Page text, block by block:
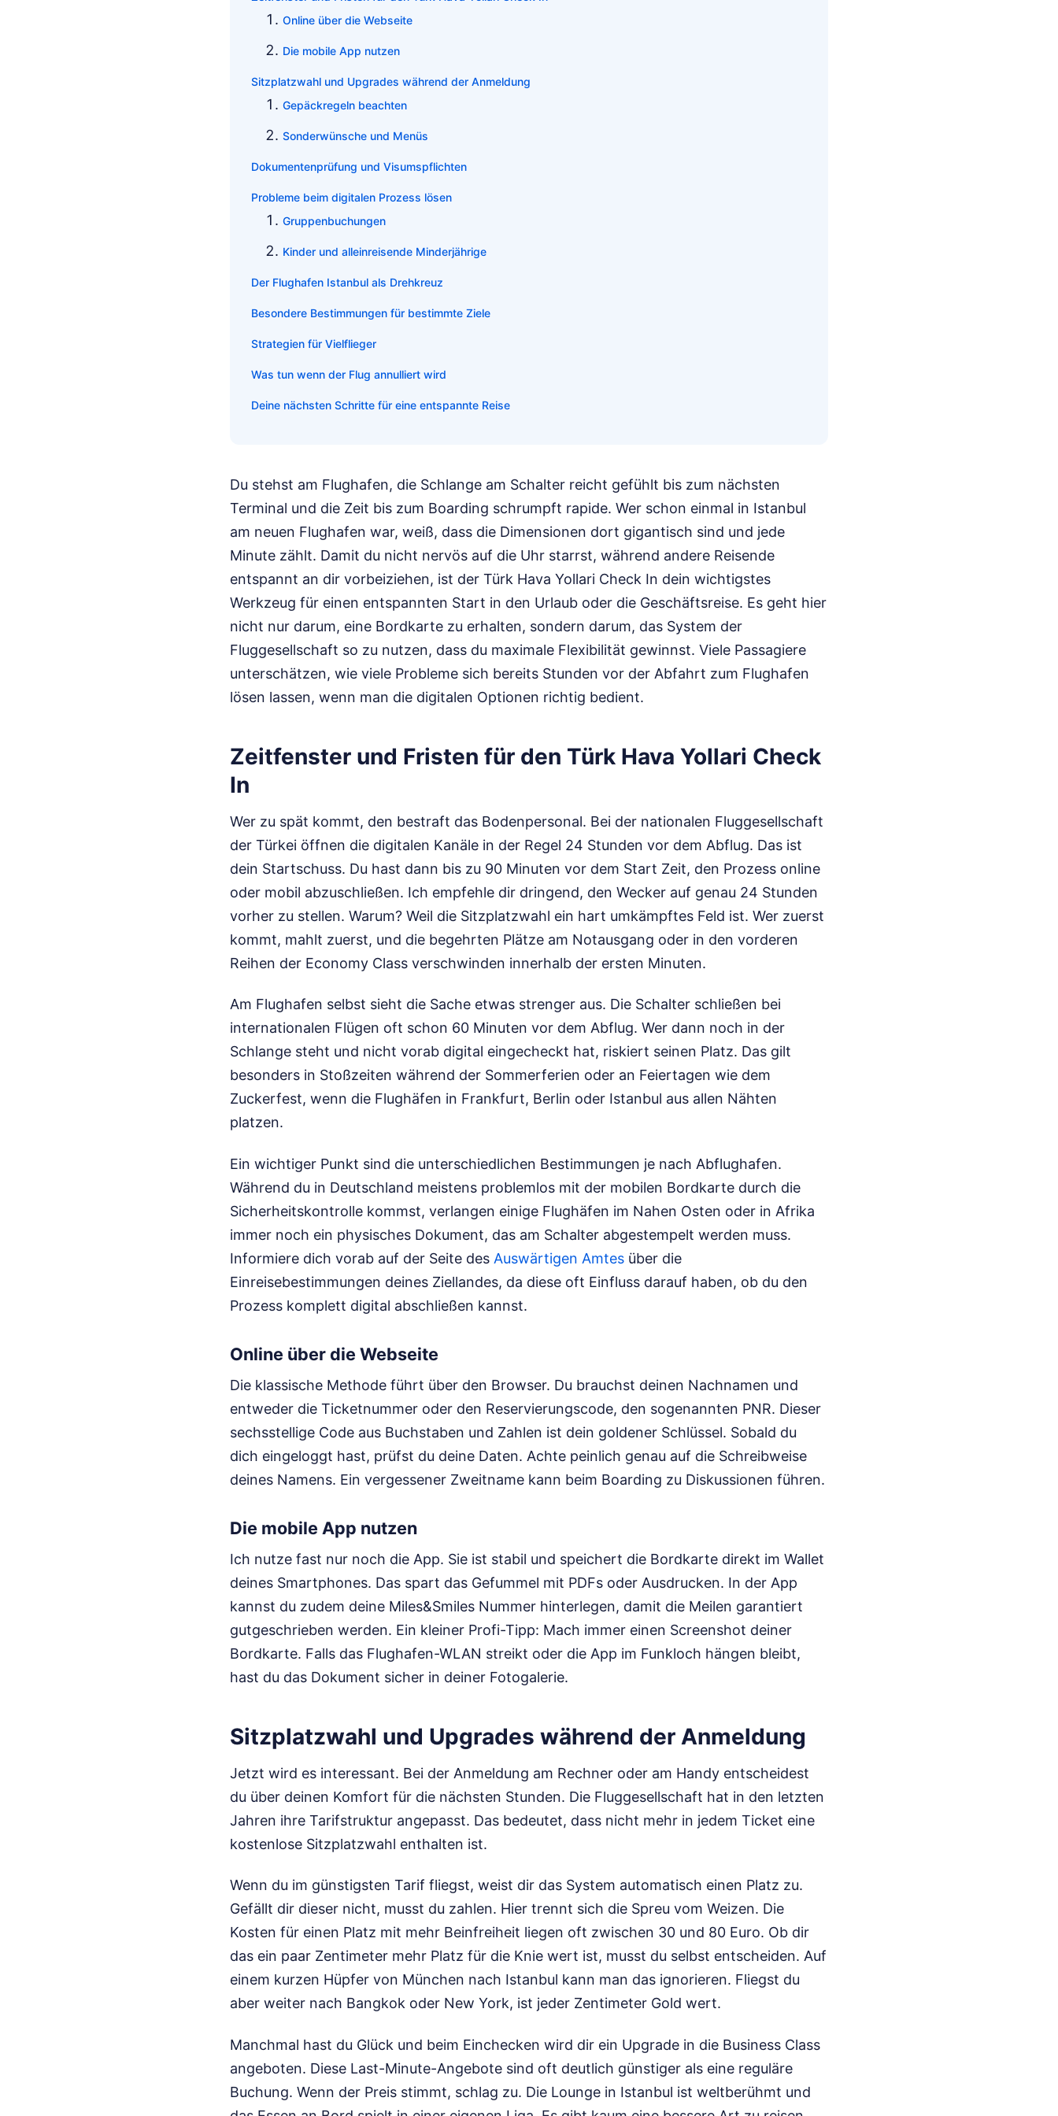
Online über die Webseite
Die mobile App nutzen
Sitzplatzwahl und Upgrades während der Anmeldung
Gepäckregeln beachten
Sonderwünsche und Menüs
Dokumentenprüfung und Visumspflichten
Probleme beim digitalen Prozess lösen
Gruppenbuchungen
Kinder und alleinreisende Minderjährige
Der Flughafen Istanbul als Drehkreuz
Besondere Bestimmungen für bestimmte Ziele
Strategien für Vielflieger
Was tun wenn der Flug annulliert wird
Deine nächsten Schritte für eine entspannte Reise
Du stehst am Flughafen, die Schlange am Schalter reicht gefühlt bis zum nächsten
Terminal und die Zeit bis zum Boarding schrumpft rapide. Wer schon einmal in Istanbul
am neuen Flughafen war, weiß, dass die Dimensionen dort gigantisch sind und jede
Minute zählt. Damit du nicht nervös auf die Uhr starrst, während andere Reisende
entspannt an dir vorbeiziehen, ist der Türk Hava Yollari Check In dein wichtigstes
Werkzeug für einen entspannten Start in den Urlaub oder die Geschäftsreise. Es geht hier
nicht nur darum, eine Bordkarte zu erhalten, sondern darum, das System der
Fluggesellschaft so zu nutzen, dass du maximale Flexibilität gewinnst. Viele Passagiere
unterschätzen, wie viele Probleme sich bereits Stunden vor der Abfahrt zum Flughafen
lösen lassen, wenn man die digitalen Optionen richtig bedient.
Zeitfenster und Fristen für den Türk Hava Yollari Check
In
Wer zu spät kommt, den bestraft das Bodenpersonal. Bei der nationalen Fluggesellschaft
der Türkei öffnen die digitalen Kanäle in der Regel 24 Stunden vor dem Abflug. Das ist
dein Startschuss. Du hast dann bis zu 90 Minuten vor dem Start Zeit, den Prozess online
oder mobil abzuschließen. Ich empfehle dir dringend, den Wecker auf genau 24 Stunden
vorher zu stellen. Warum? Weil die Sitzplatzwahl ein hart umkämpftes Feld ist. Wer zuerst
kommt, mahlt zuerst, und die begehrten Plätze am Notausgang oder in den vorderen
Reihen der Economy Class verschwinden innerhalb der ersten Minuten.
Am Flughafen selbst sieht die Sache etwas strenger aus. Die Schalter schließen bei
internationalen Flügen oft schon 60 Minuten vor dem Abflug. Wer dann noch in der
Schlange steht und nicht vorab digital eingecheckt hat, riskiert seinen Platz. Das gilt
besonders in Stoßzeiten während der Sommerferien oder an Feiertagen wie dem
Zuckerfest, wenn die Flughäfen in Frankfurt, Berlin oder Istanbul aus allen Nähten
platzen.
Ein wichtiger Punkt sind die unterschiedlichen Bestimmungen je nach Abflughafen.
Während du in Deutschland meistens problemlos mit der mobilen Bordkarte durch die
Sicherheitskontrolle kommst, verlangen einige Flughäfen im Nahen Osten oder in Afrika
immer noch ein physisches Dokument, das am Schalter abgestempelt werden muss.
Informiere dich vorab auf der Seite des Auswärtigen Amtes über die
Einreisebestimmungen deines Ziellandes, da diese oft Einfluss darauf haben, ob du den
Prozess komplett digital abschließen kannst.
Online über die Webseite
Die klassische Methode führt über den Browser. Du brauchst deinen Nachnamen und
entweder die Ticketnummer oder den Reservierungscode, den sogenannten PNR. Dieser
sechsstellige Code aus Buchstaben und Zahlen ist dein goldener Schlüssel. Sobald du
dich eingeloggt hast, prüfst du deine Daten. Achte peinlich genau auf die Schreibweise
deines Namens. Ein vergessener Zweitname kann beim Boarding zu Diskussionen führen.
Die mobile App nutzen
Ich nutze fast nur noch die App. Sie ist stabil und speichert die Bordkarte direkt im Wallet
deines Smartphones. Das spart das Gefummel mit PDFs oder Ausdrucken. In der App
kannst du zudem deine Miles&Smiles Nummer hinterlegen, damit die Meilen garantiert
gutgeschrieben werden. Ein kleiner Profi-Tipp: Mach immer einen Screenshot deiner
Bordkarte. Falls das Flughafen-WLAN streikt oder die App im Funkloch hängen bleibt,
hast du das Dokument sicher in deiner Fotogalerie.
Sitzplatzwahl und Upgrades während der Anmeldung
Jetzt wird es interessant. Bei der Anmeldung am Rechner oder am Handy entscheidest
du über deinen Komfort für die nächsten Stunden. Die Fluggesellschaft hat in den letzten
Jahren ihre Tarifstruktur angepasst. Das bedeutet, dass nicht mehr in jedem Ticket eine
kostenlose Sitzplatzwahl enthalten ist.
Wenn du im günstigsten Tarif fliegst, weist dir das System automatisch einen Platz zu.
Gefällt dir dieser nicht, musst du zahlen. Hier trennt sich die Spreu vom Weizen. Die
Kosten für einen Platz mit mehr Beinfreiheit liegen oft zwischen 30 und 80 Euro. Ob dir
das ein paar Zentimeter mehr Platz für die Knie wert ist, musst du selbst entscheiden. Auf
einem kurzen Hüpfer von München nach Istanbul kann man das ignorieren. Fliegst du
aber weiter nach Bangkok oder New York, ist jeder Zentimeter Gold wert.
Manchmal hast du Glück und beim Einchecken wird dir ein Upgrade in die Business Class
angeboten. Diese Last-Minute-Angebote sind oft deutlich günstiger als eine reguläre
Buchung. Wenn der Preis stimmt, schlag zu. Die Lounge in Istanbul ist weltberühmt und